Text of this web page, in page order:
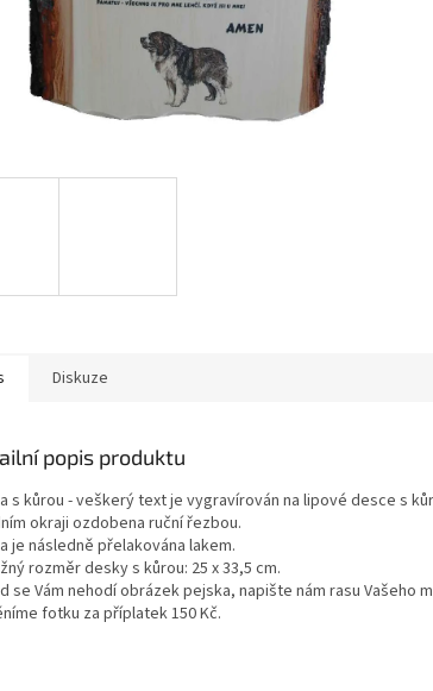
Diskuze
popis produktu
s kůrou - veškerý text je vygravírován na lipové desce s
okraji ozdobena ruční řezbou.
je následně přelakována lakem.
rozměr desky s kůrou: 25 x 33,5 cm.
se Vám nehodí obrázek pejska, napište nám rasu Vašeho
fotku za příplatek 150 Kč.